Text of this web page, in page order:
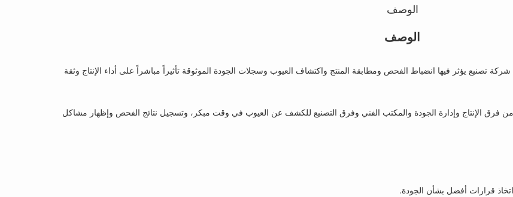
الوصف
الوصف
تصنيع يؤثر فيها انضباط الفحص ومطابقة المنتج واكتشاف العيوب وسجلات الجودة الموثوقة تأثيراً مباشراً على أداء الإنتاج وثقة
فرق الإنتاج وإدارة الجودة والمكتب الفني وفرق التصنيع للكشف عن العيوب في وقت مبكر، وتسجيل نتائج الفحص وإظهار مشاكل
قرارات أفضل بشأن الجودة.